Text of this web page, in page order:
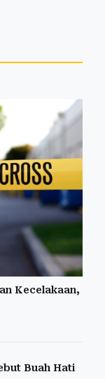
Kecelakaan,
Buah Hati